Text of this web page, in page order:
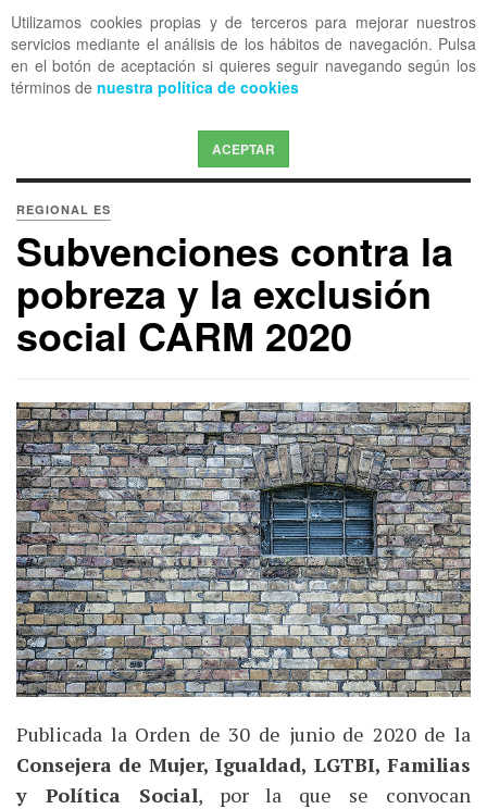
Utilizamos cookies propias y de terceros para mejorar nuestros
servicios mediante el análisis de los hábitos de navegación. Pulsa
en el botón de aceptación si quieres seguir navegando según los
términos de nuestra política de cookies
ACEPTAR
OFF CANVAS
REGIONAL ES
Subvenciones contra la
pobreza y la exclusión
social CARM 2020
Publicada la Orden de 30 de junio de 2020 de la
Consejera de Mujer, Igualdad, LGTBI, Familias
y Política Social, por la que se convocan